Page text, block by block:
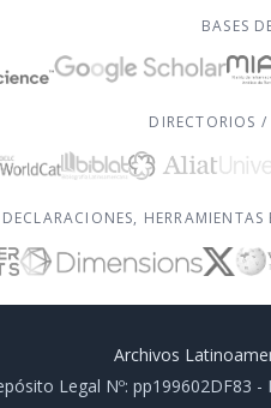
BASES
DIRECTORIOS /
DECLARACIONES, HERRAMIENTAS
Archivos
Legal Nº: pp199602DF83 -